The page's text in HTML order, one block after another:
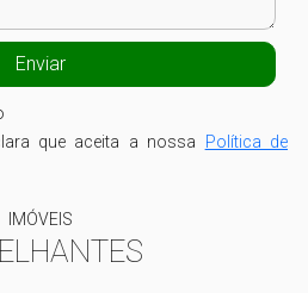
que aceita a nossa Política de
IMÓVEIS